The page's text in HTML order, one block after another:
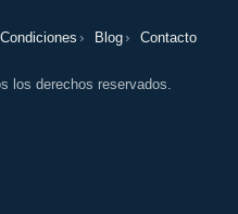
Blog Contacto
los derechos reservados.